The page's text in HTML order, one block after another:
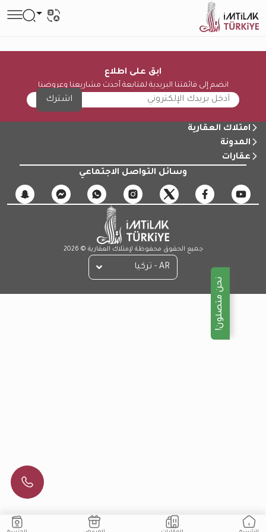
ابق على اطلاع
انضم إلى قائمتنا البريدية لمتابعة أحدث مشاريعنا وعروضنا
اشترك
امتلاك العقارية
المدونة
عقارات
وسائل التواصل الاجتماعي
جميع الحقوق محفوظة لإمتلاك العقارية © 2026
AR - تركيا
نحن متصلون!